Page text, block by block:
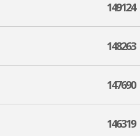
149124
148263
147690
146319